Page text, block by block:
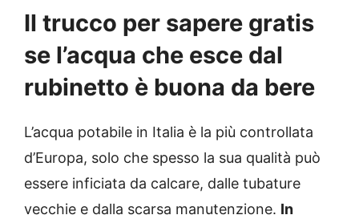
Il trucco per sapere gratis
se l’acqua che esce dal
rubinetto è buona da bere
L’acqua potabile in Italia è la più controllata
d’Europa, solo che spesso la sua qualità può
essere inficiata da calcare, dalle tubature
vecchie e dalla scarsa manutenzione. In